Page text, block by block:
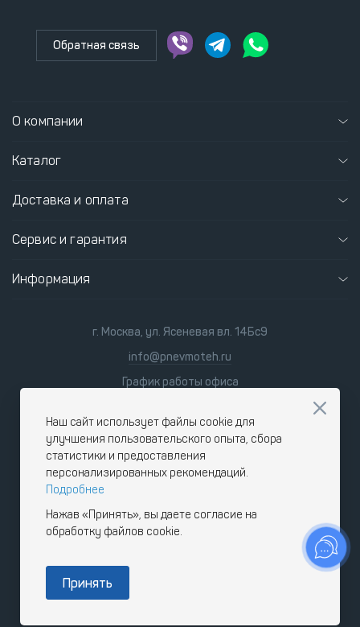
Обратная связь
О компании
Каталог
Доставка и оплата
Сервис и гарантия
Информация
г. Москва, ул. Ясеневая вл. 14Бс9
info@pnevmoteh.ru
График работы офиса
9:00 - 18:00
Наш сайт использует файлы cookie для
улучшения пользовательского опыта, сбора
статистики и предоставления
персонализированных рекомендаций.
Подробнее
Нажав «Принять», вы даете согласие на
обработку файлов cookie.
Принять